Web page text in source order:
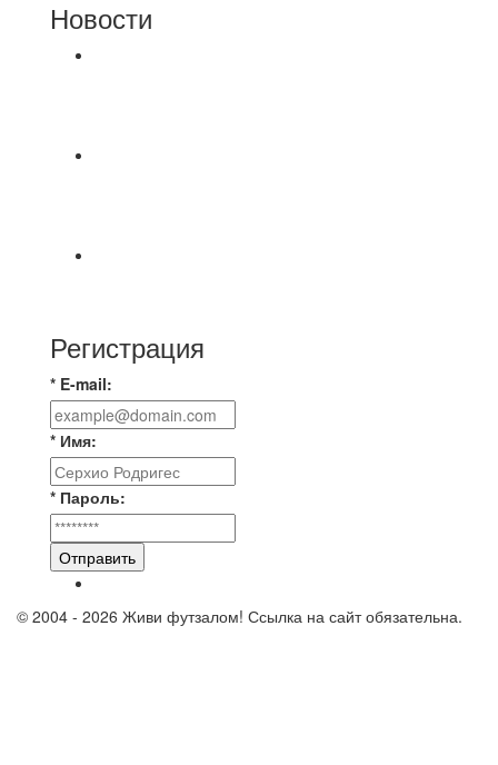
Новости
Регистрация
* E-mail:
* Имя:
* Пароль:
Отправить
© 2004 - 2026 Живи футзалом! Ссылка на сайт обязательна.